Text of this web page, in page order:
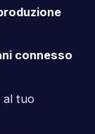
connesso
al tuo